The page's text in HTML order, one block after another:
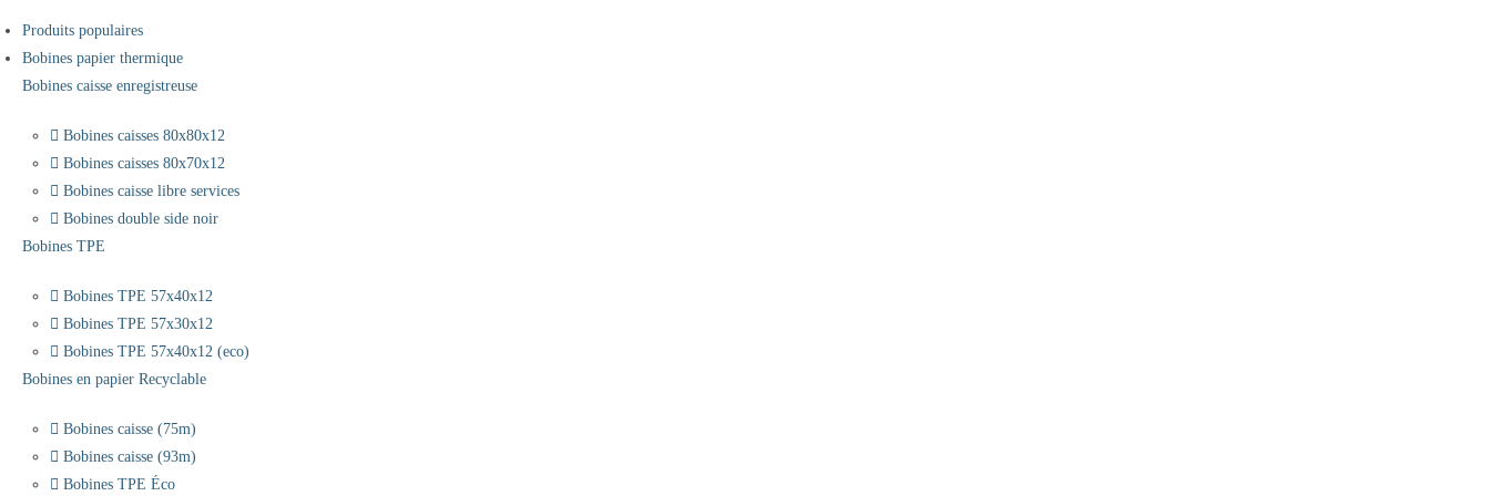
Produits populaires
Bobines papier thermique
Bobines caisse enregistreuse
Bobines caisses 80x80x12
Bobines caisses 80x70x12
Bobines caisse libre services
Bobines double side noir
Bobines TPE
Bobines TPE 57x40x12
Bobines TPE 57x30x12
Bobines TPE 57x40x12 (eco)
Bobines en papier Recyclable
Bobines caisse (75m)
Bobines caisse (93m)
Bobines TPE Éco